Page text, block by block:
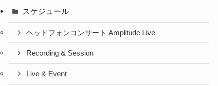
スケジュール
ヘッドフォンコンサート Amplitude Live
Recording & Session
Live & Event